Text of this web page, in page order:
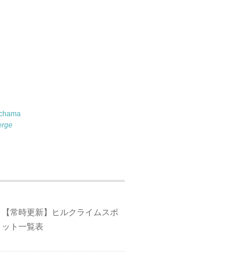
【常時更新】ヒルクライムスポ
ット一覧表